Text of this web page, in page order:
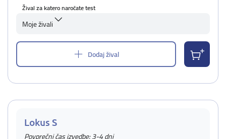
Žival za katero naročate test
Moje živali
Dodaj žival
Lokus S